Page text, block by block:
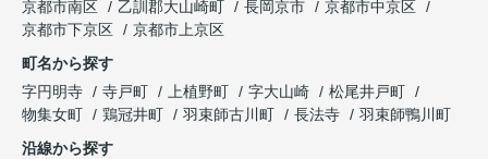
京都市南区 乙訓郡大山崎町 長岡京市
京都市中京区
京都市下京区
京都市上京区
町名から探す
字円明寺
寺戸町 上植野町 字大山崎
松尾井戸町
物集女町
鶏冠井町 羽束師古川町 長法寺
羽束師鴨川町
沿線から探す